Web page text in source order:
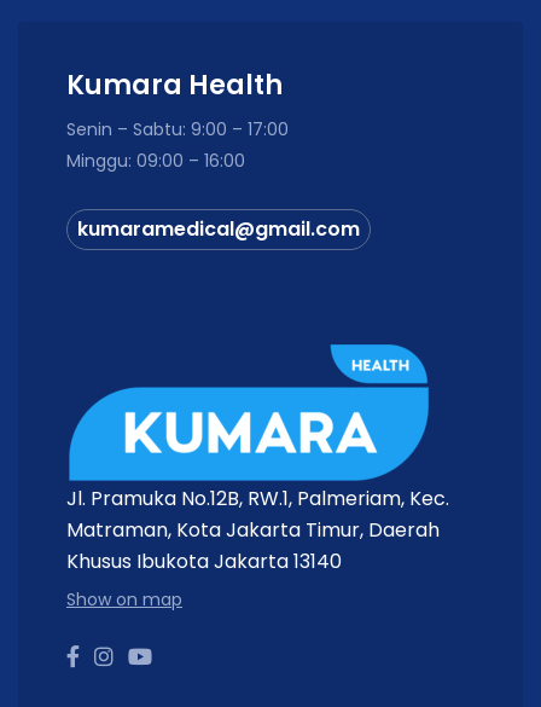
Sensor generasi terbaru dengan akurasi tinggi
(MARD ±8,71% pada dewasa).
Spesifikasi Produk
Spesifikasi Keterangan
iCan i3 Continuous Glucose
Monitoring
Jenis Produk
Continuous Glucose
Monitoring (CGM)
Parameter
Pengukuran
Glukosa
Masa Pakai
Sensor
Interval
Kumara Health
Senin – Sabtu: 9:00 – 17:00
Minggu: 09:00 – 16:00
kumaramedical@gmail.com
Jl. Pramuka No.12B, RW.1, Palmeriam, Kec.
Matraman, Kota Jakarta Timur, Daerah
Khusus Ibukota Jakarta 13140
Show on map